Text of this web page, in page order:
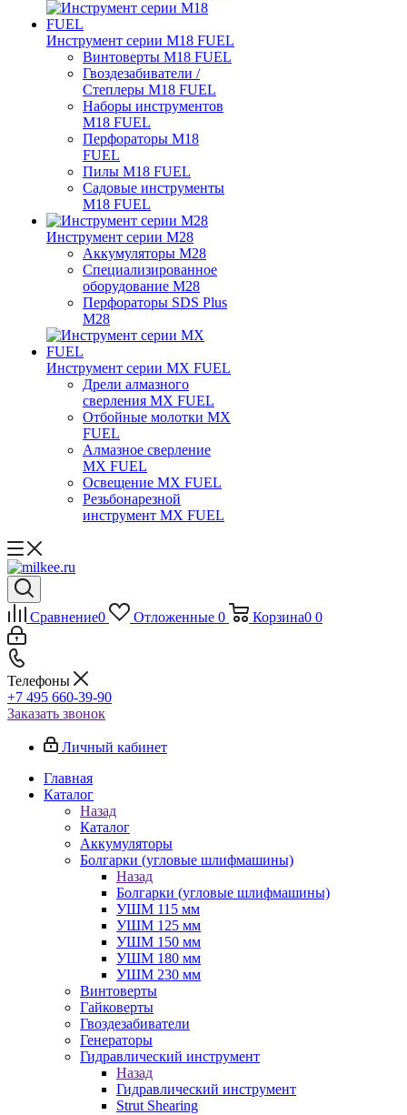
Инструмент серии M18 FUEL
Винтоверты M18 FUEL
Гвоздезабиватели /
Степлеры M18 FUEL
Наборы инструментов
M18 FUEL
Перфораторы M18
FUEL
Пилы M18 FUEL
Садовые инструменты
M18 FUEL
Инструмент серии M28
Аккумуляторы M28
Специализированное
оборудование M28
Перфораторы SDS Plus
M28
Инструмент серии MX FUEL
Дрели алмазного
сверления MX FUEL
Отбойные молотки MX
FUEL
Алмазное сверление
MX FUEL
Освещение MX FUEL
Резьбонарезной
инструмент MX FUEL
Сравнение0 Отложенные 0 Корзина0 0
Телефоны
+7 495 660-39-90
Заказать звонок
Личный кабинет
Главная
Каталог
Назад
Каталог
Аккумуляторы
Болгарки (угловые шлифмашины)
Назад
Болгарки (угловые шлифмашины)
УШМ 115 мм
УШМ 125 мм
УШМ 150 мм
УШМ 180 мм
УШМ 230 мм
Винтоверты
Гайковерты
Гвоздезабиватели
Генераторы
Гидравлический инструмент
Назад
Гидравлический инструмент
Strut Shearing